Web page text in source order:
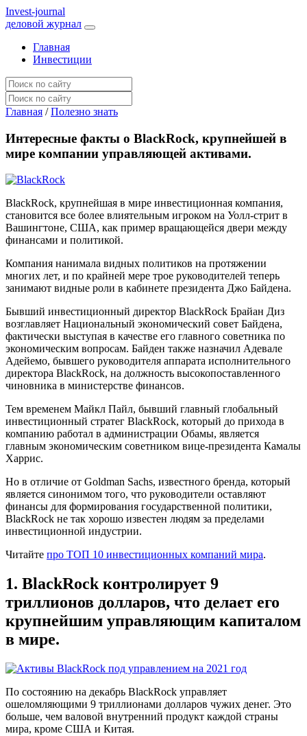
Invest-journal
деловой журнал
Главная
Инвестиции
Главная / Полезно знать
Интересные факты о BlackRock, крупнейшей в
мире компании управляющей активами.
BlackRock, крупнейшая в мире инвестиционная компания,
становится все более влиятельным игроком на Уолл-стрит в
Вашингтоне, США, как пример вращающейся двери между
финансами и политикой.
Компания нанимала видных политиков на протяжении
многих лет, и по крайней мере трое руководителей теперь
занимают видные роли в кабинете президента Джо Байдена.
Бывший инвестиционный директор BlackRock Брайан Диз
возглавляет Национальный экономический совет Байдена,
фактически выступая в качестве его главного советника по
экономическим вопросам. Байден также назначил Адевале
Адейемо, бывшего руководителя аппарата исполнительного
директора BlackRock, на должность высокопоставленного
чиновника в министерстве финансов.
Тем временем Майкл Пайл, бывший главный глобальный
инвестиционный стратег BlackRock, который до прихода в
компанию работал в администрации Обамы, является
главным экономическим советником вице-президента Камалы
Харрис.
Но в отличие от Goldman Sachs, известного бренда, который
является синонимом того, что руководители оставляют
финансы для формирования государственной политики,
BlackRock не так хорошо известен людям за пределами
инвестиционной индустрии.
Читайте про ТОП 10 инвестиционных компаний мира.
1. BlackRock контролирует 9
триллионов долларов, что делает его
крупнейшим управляющим капиталом
в мире.
По состоянию на декабрь BlackRock управляет
ошеломляющими 9 триллионами долларов чужих денег. Это
больше, чем валовой внутренний продукт каждой страны
мира, кроме США и Китая.